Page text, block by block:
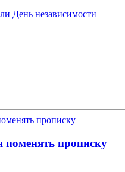
День независимости
прописку